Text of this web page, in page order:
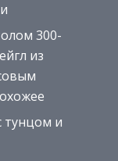
300-
из
тунцом и